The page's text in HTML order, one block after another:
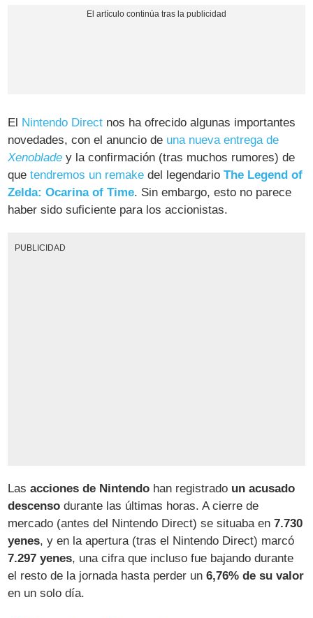
El Nintendo Direct nos ha ofrecido algunas importantes
novedades, con el anuncio de una nueva entrega de
Xenoblade y la confirmación (tras muchos rumores) de
quetendremos un remake del legendarioThe Legend of
Zelda: Ocarina of Time. Sin embargo, esto no parece
haber sido suficiente para los accionistas.
PUBLICIDAD
Lasacciones de Nintendo han registrado un acusado
descenso durante las últimas horas. A cierre de
mercado (antes del Nintendo Direct) se situaba en7.730
yenes, y en la apertura (tras el Nintendo Direct) marcó
7.297 yenes, una cifra que incluso fue bajando durante
el resto de la jornada hasta perder un6,76% de su valor
en un solo día.